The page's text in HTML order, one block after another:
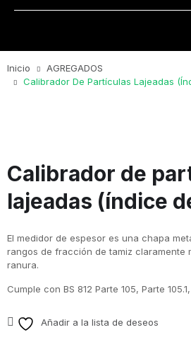
Inicio
AGREGADOS
Calibrador De Partículas Lajeadas
Calibrador de
lajeadas (índice
El medidor de espesor es una chapa
rangos de fracción de tamiz claramente
ranura.
Cumple con BS 812 Parte 105, Parte
Añadir a la lista de deseos